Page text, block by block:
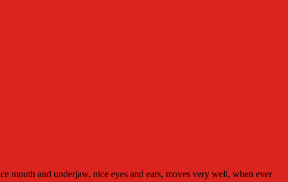
mouth and underjaw, nice eyes and ears, moves very well, when ever